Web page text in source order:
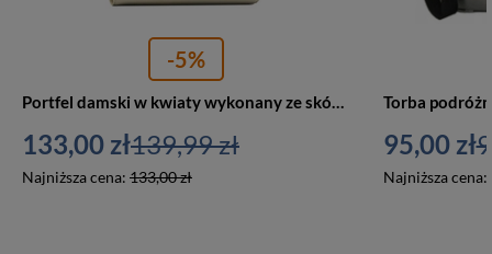
-5%
Portfel damski w kwiaty wykonany ze skóry naturalnej i ekologicznej, zamykany zatrzaskiem - Peterson
133,00 zł
Najniższa cena: 133,00 zł
139,99 zł 95,00 zł
Najniższa cena: